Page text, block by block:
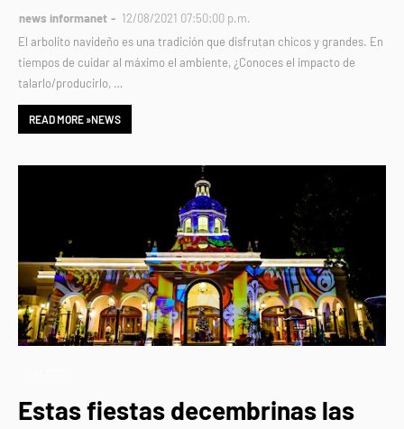
news informanet
12/08/2021 07:50:00 p.m.
El arbolito navideño es una tradición que disfrutan chicos y grandes. En
tiempos de cuidar al máximo el ambiente, ¿Conoces el impacto de
talarlo/producirlo, …
READ MORE »NEWS
Estas fiestas decembrinas las